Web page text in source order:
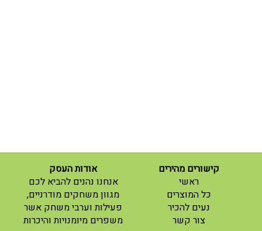
קישורים מהירים
ראשי
(current)
כל המוצרים
נעים להכיר
צור קשר
(current)
אודות העסק
אנחנו נהנים להביא לכם
מגוון משחקים מודרניים,
פעילות וערבי משחק אשר
משפרים מיומנויות והיכרות